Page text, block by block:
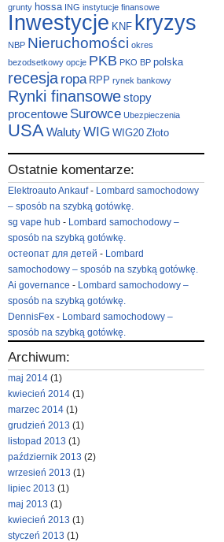
grunty hossa ING instytucje finansowe
Inwestycje KNF kryzys
NBP Nieruchomości okres
bezodsetkowy opcje PKB PKO BP polska
recesja ropa RPP rynek bankowy
Rynki finansowestopy
procentowe Surowce Ubezpieczenia
USAWalutyWIG WIG20 Złoto
Ostatnie komentarze:
Elektroauto Ankauf- Lombard samochodowy
– sposób na szybką gotówkę.
sg vape hub - Lombard samochodowy –
sposób na szybką gotówkę.
остеопат для детей - Lombard
samochodowy – sposób na szybką gotówkę.
Ai governance - Lombard samochodowy –
sposób na szybką gotówkę.
DennisFex - Lombard samochodowy –
sposób na szybką gotówkę.
Archiwum:
maj 2014 (1)
kwiecień 2014 (1)
marzec 2014 (1)
grudzień 2013 (1)
listopad 2013 (1)
październik 2013 (2)
wrzesień 2013 (1)
lipiec 2013 (1)
maj 2013 (1)
kwiecień 2013 (1)
styczeń 2013 (1)